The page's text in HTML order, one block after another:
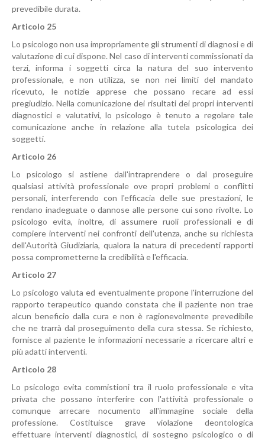
prevedibile durata.
Articolo 25
Lo psicologo non usa impropriamente gli strumenti di diagnosi e di
valutazione di cui dispone. Nel caso di interventi commissionati da
terzi, informa i soggetti circa la natura del suo intervento
professionale, e non utilizza, se non nei limiti del mandato
ricevuto, le notizie apprese che possano recare ad essi
pregiudizio. Nella comunicazione dei risultati dei propri interventi
diagnostici e valutativi, lo psicologo è tenuto a regolare tale
comunicazione anche in relazione alla tutela psicologica dei
soggetti.
Articolo 26
Lo psicologo si astiene dall'intraprendere o dal proseguire
qualsiasi attività professionale ove propri problemi o conflitti
personali, interferendo con l'efficacia delle sue prestazioni, le
rendano inadeguate o dannose alle persone cui sono rivolte. Lo
psicologo evita, inoltre, di assumere ruoli professionali e di
compiere interventi nei confronti dell'utenza, anche su richiesta
dell'Autorità Giudiziaria, qualora la natura di precedenti rapporti
possa comprometterne la credibilità e l'efficacia.
Articolo 27
Lo psicologo valuta ed eventualmente propone l'interruzione del
rapporto terapeutico quando constata che il paziente non trae
alcun beneficio dalla cura e non è ragionevolmente prevedibile
che ne trarrà dal proseguimento della cura stessa. Se richiesto,
fornisce al paziente le informazioni necessarie a ricercare altri e
più adatti interventi.
Articolo 28
Lo psicologo evita commistioni tra il ruolo professionale e vita
privata che possano interferire con l'attività professionale o
comunque arrecare nocumento all'immagine sociale della
professione. Costituisce grave violazione deontologica
effettuare interventi diagnostici, di sostegno psicologico o di